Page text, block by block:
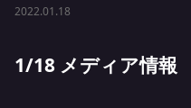
2022.01.18
1/18 メディア情報